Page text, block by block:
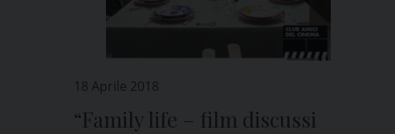
18 Aprile 2018
“Family life – film discussi